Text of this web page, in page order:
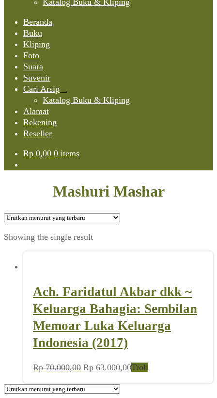
Katalog Buku & Kliping
Beranda
Buku
Kliping
Foto
Suara
Suvenir
Cari Arsip
Expand
child
Katalog Buku & Kliping
Alamat
Rekening
Reseller
Rp 0,00 0 items
Mashuri Mashar
Showing the single result
Ach. Faridatul Akbar dkk ~
Keluarga Bahagia: Sembilan
Memoar Luka Keluarga
Indonesia (2017)
Rp70.000,00 Harga
adalah:
Rp 63.000,00Harga
Troli